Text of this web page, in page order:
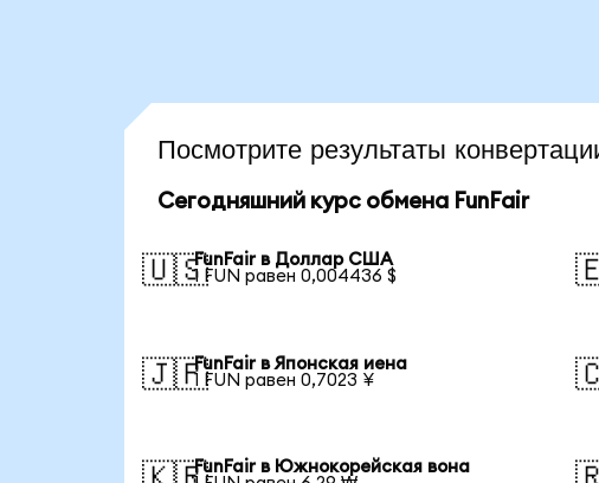
Посмотрите результаты
Сегодняшний курс обмена FunFair
🇺🇸FunFair в Доллар США
1 FUN равен 0,004436 $
🇯🇵FunFair в Японская иена
1 FUN равен 0,7023 ¥
FunFair в Южнокорейская вона